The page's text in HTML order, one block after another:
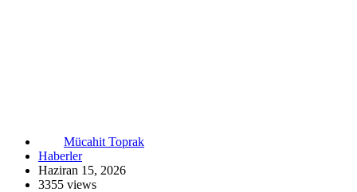
Mücahit Toprak
Haberler
Haziran 15, 2026
3355 views